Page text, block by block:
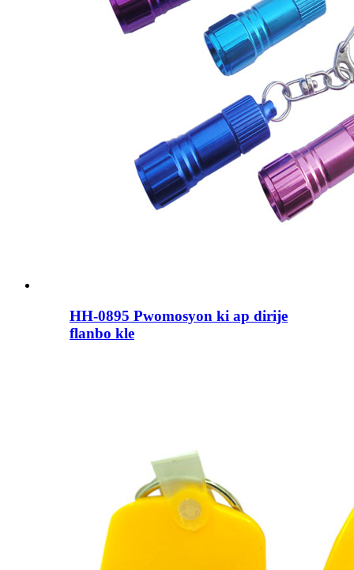
HH-0895 Pwomosyon ki ap dirije
flanbo kle